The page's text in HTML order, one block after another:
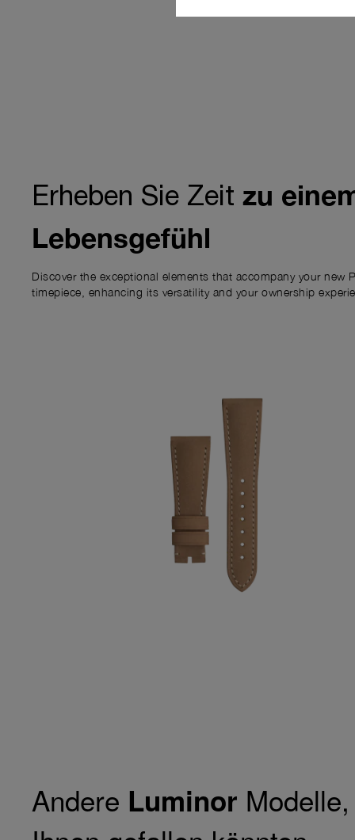
Erheben Sie Zeit zu
Lebensgefühl
Discover the exceptional elements that accompany your new
timepiece, enhancing its versatility and your ownership
Andere Luminor